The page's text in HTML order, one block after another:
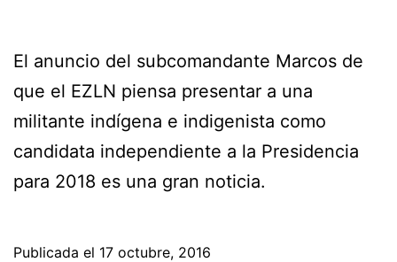
El anuncio del subcomandante Marcos de
que el EZLN piensa presentar a una
militante indígena e indigenista como
candidata independiente a la Presidencia
para 2018 es una gran noticia.
Publicada el 17 octubre, 2016